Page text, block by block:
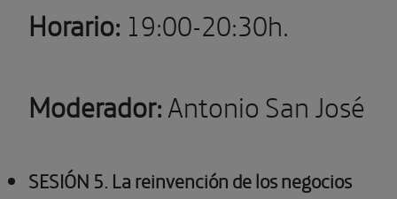
Horario: 19:00-20:30h.
Moderador:Antonio San José
SESIÓN 5. La reinvención de los negocios